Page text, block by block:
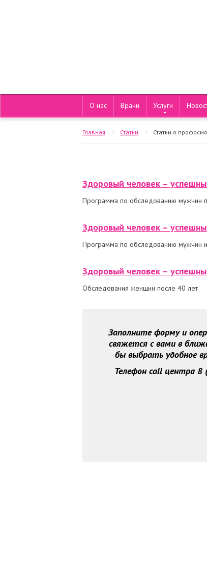
О нас
Врачи Услуги
Главная Статьи Статьи о
Здоровый человек –
Программа по обследованию мужчин
Здоровый человек –
Программа по обследованию мужчин
Здоровый человек –
Обследования женщин после 40 лет
Заполните форму и
свяжется с вами в
бы выбрать удобное
Телефон call центра